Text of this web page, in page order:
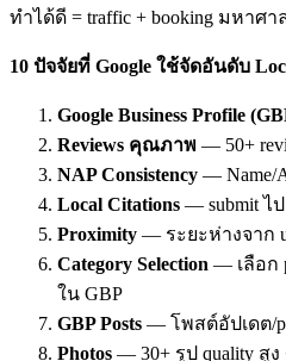
ทำได้ดี = traffic + booking มหาศา
10 ปัจจัยที่ Google ใช้จัดอันดับ
Google Business Profile
Reviews คุณภาพ — 50+
NAP Consistency — Name/
Local Citations — submit ไ
Proximity — ระยะห่างจาก
Category Selection — เลือก
ใน GBP
GBP Posts — โพสต์อัปเดต/
Photos — 30+ รูป quality สูง